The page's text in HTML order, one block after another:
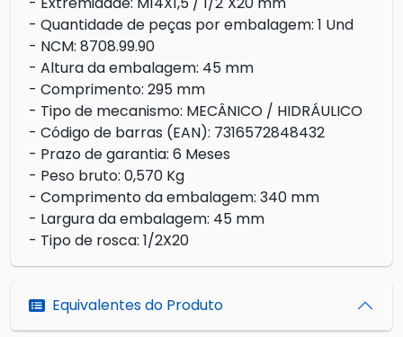
- Quantidade de peças por embalagem: 1 Und
- NCM: 8708.99.90
- Altura da embalagem: 45 mm
- Comprimento: 295 mm
- Tipo de mecanismo: MECÂNICO / HIDRÁULICO
- Código de barras (EAN): 7316572848432
- Prazo de garantia: 6 Meses
- Peso bruto: 0,570 Kg
- Comprimento da embalagem: 340 mm
- Largura da embalagem: 45 mm
- Tipo de rosca: 1/2X20
Equivalentes do Produto